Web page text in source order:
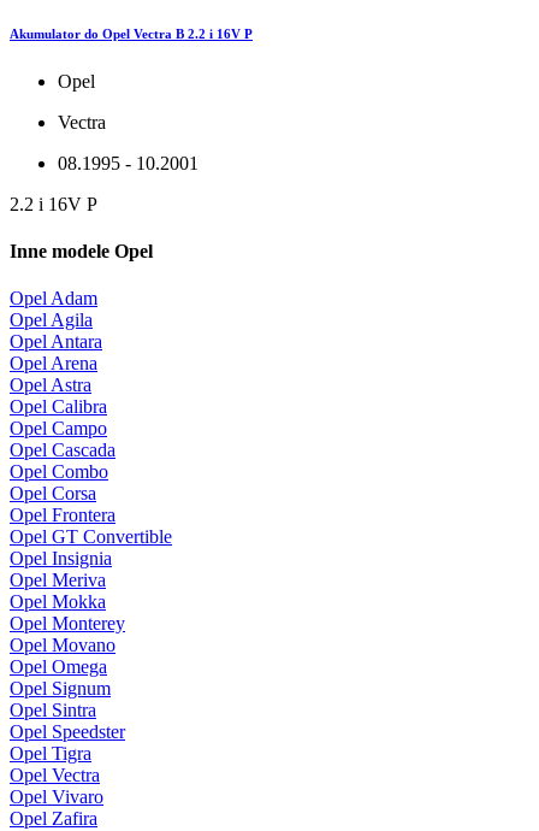
Akumulator do Opel Vectra B 2.2 i 16V P
Opel
Vectra
08.1995 - 10.2001
2.2 i 16V P
Inne modele Opel
Opel Adam
Opel Agila
Opel Antara
Opel Arena
Opel Astra
Opel Calibra
Opel Campo
Opel Cascada
Opel Combo
Opel Corsa
Opel Frontera
Opel GT Convertible
Opel Insignia
Opel Meriva
Opel Mokka
Opel Monterey
Opel Movano
Opel Omega
Opel Signum
Opel Sintra
Opel Speedster
Opel Tigra
Opel Vectra
Opel Vivaro
Opel Zafira